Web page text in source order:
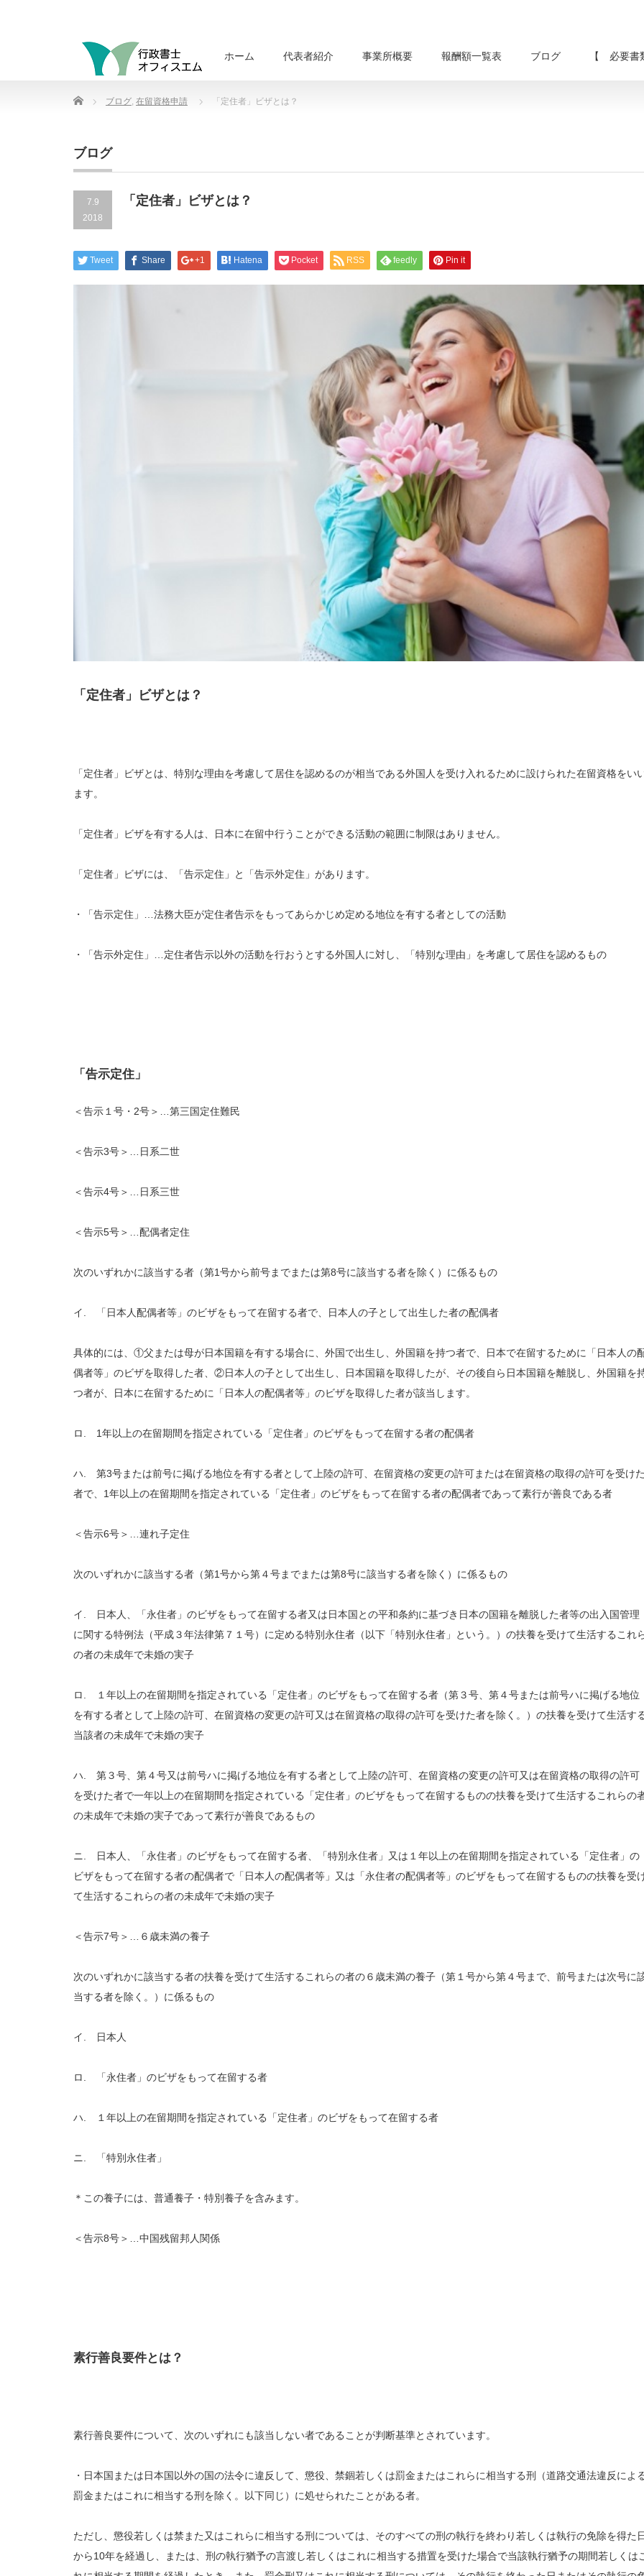
ホーム 代表者紹介 事業所概要 報酬額一覧表 ブログ 【 必要
Home ブログ, 在留資格申請 「定住者」ビザとは？
ブログ
7.9
2018
「定住者」ビザとは？
Tweet Share +1 Hatena Pocket RSS feedly Pin it
「定住者」ビザとは？
「定住者」ビザとは、特別な理由を考慮して居住を認めるのが相当である外国人を受け入れるために設けられた在留資格をい
ます。
「定住者」ビザを有する人は、日本に在留中行うことができる活動の範囲に制限はありません。
「定住者」ビザには、「告示定住」と「告示外定住」があります。
・「告示定住」…法務大臣が定住者告示をもってあらかじめ定める地位を有する者としての活動
・「告示外定住」…定住者告示以外の活動を行おうとする外国人に対し、「特別な理由」を考慮して居住を認めるもの
「告示定住」
＜告示１号・2号＞…第三国定住難民
＜告示3号＞…日系二世
＜告示4号＞…日系三世
＜告示5号＞…配偶者定住
次のいずれかに該当する者（第1号から前号までまたは第8号に該当する者を除く）に係るもの
イ. 「日本人配偶者等」のビザをもって在留する者で、日本人の子として出生した者の配偶者
具体的には、①父または母が日本国籍を有する場合に、外国で出生し、外国籍を持つ者で、日本で在留するために「日本人の
偶者等」のビザを取得した者、②日本人の子として出生し、日本国籍を取得したが、その後自ら日本国籍を離脱し、外国籍を
つ者が、日本に在留するために「日本人の配偶者等」のビザを取得した者が該当します。
ロ. 1年以上の在留期間を指定されている「定住者」のビザをもって在留する者の配偶者
ハ. 第3号または前号に掲げる地位を有する者として上陸の許可、在留資格の変更の許可または在留資格の取得の許可を受け
者で、1年以上の在留期間を指定されている「定住者」のビザをもって在留する者の配偶者であって素行が善良である者
＜告示6号＞…連れ子定住
次のいずれかに該当する者（第1号から第４号までまたは第8号に該当する者を除く）に係るもの
イ. 日本人、「永住者」のビザをもって在留する者又は日本国との平和条約に基づき日本の国籍を離脱した者等の出入国管理
に関する特例法（平成３年法律第７１号）に定める特別永住者（以下「特別永住者」という。）の扶養を受けて生活するこれ
の者の未成年で未婚の実子
ロ. １年以上の在留期間を指定されている「定住者」のビザをもって在留する者（第３号、第４号または前号ハに掲げる地位
を有する者として上陸の許可、在留資格の変更の許可又は在留資格の取得の許可を受けた者を除く。）の扶養を受けて生活す
当該者の未成年で未婚の実子
ハ. 第３号、第４号又は前号ハに掲げる地位を有する者として上陸の許可、在留資格の変更の許可又は在留資格の取得の許可
を受けた者で一年以上の在留期間を指定されている「定住者」のビザをもって在留するものの扶養を受けて生活するこれらの
の未成年で未婚の実子であって素行が善良であるもの
ニ. 日本人、「永住者」のビザをもって在留する者、「特別永住者」又は１年以上の在留期間を指定されている「定住者」の
ビザをもって在留する者の配偶者で「日本人の配偶者等」又は「永住者の配偶者等」のビザをもって在留するものの扶養を受
て生活するこれらの者の未成年で未婚の実子
＜告示7号＞…６歳未満の養子
次のいずれかに該当する者の扶養を受けて生活するこれらの者の６歳未満の養子（第１号から第４号まで、前号または次号に
当する者を除く。）に係るもの
イ. 日本人
ロ. 「永住者」のビザをもって在留する者
ハ. １年以上の在留期間を指定されている「定住者」のビザをもって在留する者
ニ. 「特別永住者」
＊この養子には、普通養子・特別養子を含みます。
＜告示8号＞…中国残留邦人関係
素行善良要件とは？
素行善良要件について、次のいずれにも該当しない者であることが判断基準とされています。
・日本国または日本国以外の国の法令に違反して、懲役、禁錮若しくは罰金またはこれらに相当する刑（道路交通法違反によ
罰金またはこれに相当する刑を除く。以下同じ）に処せられたことがある者。
ただし、懲役若しくは禁また又はこれらに相当する刑については、そのすべての刑の執行を終わり若しくは執行の免除を得た
から10年を経過し、または、刑の執行猶予の言渡し若しくはこれに相当する措置を受けた場合で当該執行猶予の期間若しくは